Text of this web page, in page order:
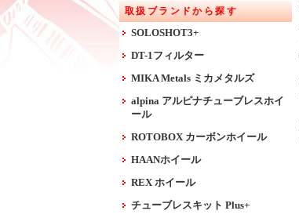
取扱ブランドから探す
SOLOSHOT3+
DT-1フィルター
MIKA Metals ミカメタルズ
alpina アルピナチューブレスホイ
ール
ROTOBOX カーボンホイール
HAANホイール
REX ホイール
チューブレスキット Plus+